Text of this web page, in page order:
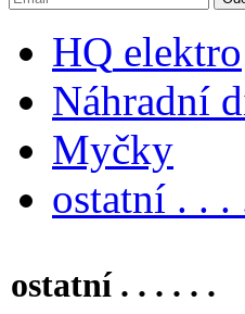
HQ elektro
Náhradní
Myčky
ostatní . . .
ostatní . . . . . .